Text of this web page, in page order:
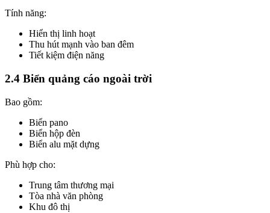
Tính năng:
Hiển thị linh hoạt
Thu hút mạnh vào ban đêm
Tiết kiệm điện năng
2.4 Biển quảng cáo ngoài trời
Bao gồm:
Biển pano
Biển hộp đèn
Biển alu mặt dựng
Phù hợp cho:
Trung tâm thương mại
Tòa nhà văn phòng
Khu đô thị